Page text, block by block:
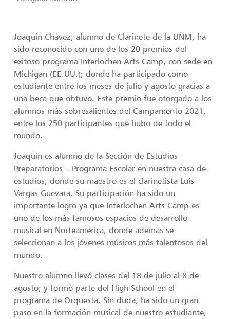
Joaquín Chávez, alumno de Clarinete de la UNM, ha
sido reconocido con uno de los 20 premios del
exitoso programa Interlochen Arts Camp, con sede en
Michigan (EE.UU.); donde ha participado como
estudiante entre los meses de julio y agosto gracias a
una beca que obtuvo. Este premio fue otorgado a los
alumnos más sobresalientes del Campamento 2021,
entre los 250 participantes que hubo de todo el
mundo.
Joaquín es alumno de la Sección de Estudios
Preparatorios – Programa Escolar en nuestra casa de
estudios, donde su maestro es el clarinetista Luis
Vargas Guevara. Su participación ha sido un
importante logro ya que Interlochen Arts Camp es
uno de los más famosos espacios de desarrollo
musical en Norteamérica, donde además se
seleccionan a los jóvenes músicos más talentosos del
mundo.
Nuestro alumno llevó clases del 18 de julio al 8 de
agosto; y formó parte del High School en el
programa de Orquesta. Sin duda, ha sido un gran
paso en la formación musical de nuestro estudiante,